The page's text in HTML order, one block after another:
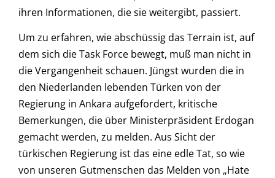
ihren Informationen, die sie weitergibt, passiert.
Um zu erfahren, wie abschüssig das Terrain ist, auf
dem sich die Task Force bewegt, muß man nicht in
die Vergangenheit schauen. Jüngst wurden die in
den Niederlanden lebenden Türken von der
Regierung in Ankara aufgefordert, kritische
Bemerkungen, die über Ministerpräsident Erdogan
gemacht werden, zu melden. Aus Sicht der
türkischen Regierung ist das eine edle Tat, so wie
von unseren Gutmenschen das Melden von „Hate